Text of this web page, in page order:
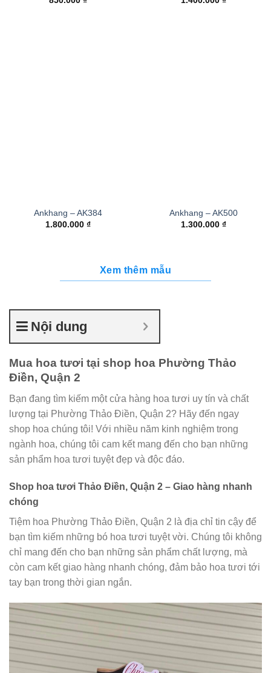
Ankhang – AK384
1.800.000 ₫
Ankhang – AK500
1.300.000 ₫
Xem thêm mẫu
Nội dung
Mua hoa tươi tại shop hoa Phường Thảo
Điền, Quận 2
Bạn đang tìm kiếm một cửa hàng hoa tươi uy tín và chất
lượng tại Phường Thảo Điền, Quận 2? Hãy đến ngay
shop hoa chúng tôi! Với nhiều năm kinh nghiệm trong
ngành hoa, chúng tôi cam kết mang đến cho bạn những
sản phẩm hoa tươi tuyệt đẹp và độc đáo.
Shop hoa tươi Thảo Điền, Quận 2 – Giao hàng nhanh
chóng
Tiệm hoa Phường Thảo Điền, Quận 2 là địa chỉ tin cậy để
bạn tìm kiếm những bó hoa tươi tuyệt vời. Chúng tôi không
chỉ mang đến cho bạn những sản phẩm chất lượng, mà
còn cam kết giao hàng nhanh chóng, đảm bảo hoa tươi tới
tay bạn trong thời gian ngắn.